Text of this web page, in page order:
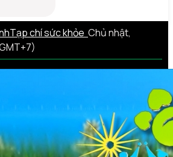
Tạp chí sức khỏe Chủ nhật,